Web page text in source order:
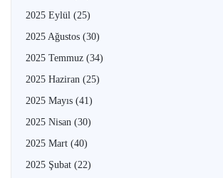
2025 Eylül (25)
2025 Ağustos (30)
2025 Temmuz (34)
2025 Haziran (25)
2025 Mayıs (41)
2025 Nisan (30)
2025 Mart (40)
2025 Şubat (22)